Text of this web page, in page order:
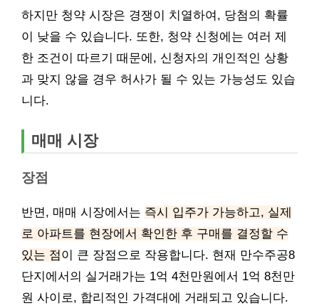
하지만 청약 시장은 경쟁이 치열하여, 당첨의 확률
이 낮을 수 있습니다. 또한, 청약 신청에는 여러 제
한 조건이 따르기 때문에, 신청자의 개인적인 상황
과 맞지 않을 경우 허사가 될 수 있는 가능성도 있습
니다.
매매 시장
장점
반면, 매매 시장에서는 즉시 입주가 가능하고, 실제
로 아파트를 현장에서 확인한 후 구매를 결정할 수
있는 점이 큰 장점으로 작용합니다. 현재 만수주공8
단지에서의 실거래가는 1억 4천만원에서 1억 8천만
원 사이로, 합리적인 가격대에 거래되고 있습니다.